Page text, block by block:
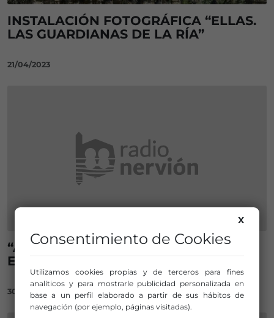
INSTALACIÓN FOTOGRÁFICA “ELLAS.
LAS GUARDIANAS DE LA RÍA”
21/04/2023
“ARGAZKINETA” SE VUELVE A PONER
EN MARCHA EN SANTUTXU
30/09/2021
X
Consentimiento de Cookies
Utilizamos cookies propias y de terceros para fines
analíticos y para mostrarle publicidad personalizada en
base a un perfil elaborado a partir de sus hábitos de
navegación (por ejemplo, páginas visitadas).